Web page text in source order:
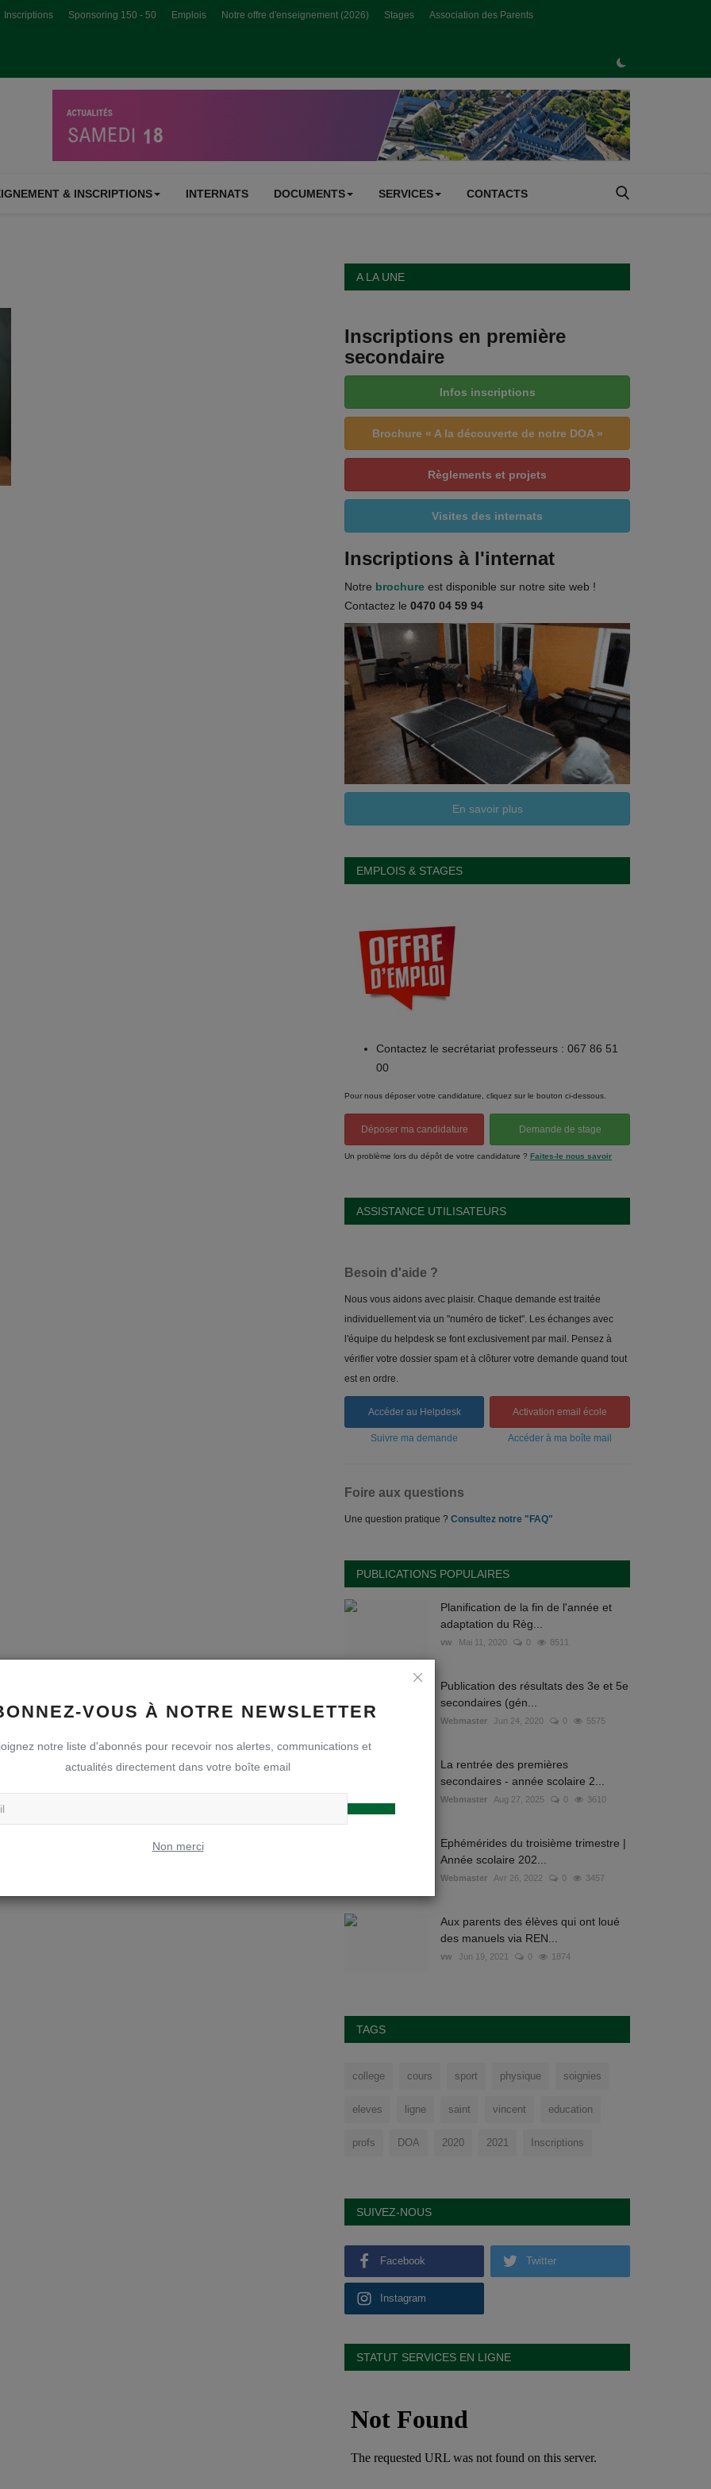
Inscriptions Sponsoring 150 - 50 Emplois Notre offre d'enseignement (2026) Stages Association des Parents
& INSCRIPTIONS INTERNATS DOCUMENTS SERVICES CONTACTS
VOUS À NOTRE NEWSLETTER
notre liste d'abonnés pour recevoir nos alertes, communications et
actualités directement dans votre boîte email
Non merci
A LA UNE
Inscriptions en première
secondaire
Infos inscriptions
Brochure « A la découverte de notre DOA »
Règlements et projets
Visites des internats
Inscriptions à l'internat
Notre brochure est disponible sur notre site web !
Contactez le 0470 04 59 94
En savoir plus
EMPLOIS & STAGES
Contactez le secrétariat professeurs : 067 86 51
00
Pour nous déposer votre candidature, cliquez sur le bouton ci-dessous.
Déposer ma candidature Demande de stage
Un problème lors du dépôt de votre candidature ? Faites-le nous savoir
ASSISTANCE UTILISATEURS
Besoin d'aide ?
Nous vous aidons avec plaisir. Chaque demande est traitée
individuellement via un "numéro de ticket". Les échanges avec
l'équipe du helpdesk se font exclusivement par mail. Pensez à
vérifier votre dossier spam et à clôturer votre demande quand tout
est en ordre.
Accéder au Helpdesk Activation email école
Suivre ma demande Accéder à ma boîte mail
Foire aux questions
Une question pratique ? Consultez notre "FAQ"
PUBLICATIONS POPULAIRES
Planification de la fin de l'année et
adaptation du Règ...
vw Mai 11, 2020 0 8511
Publication des résultats des 3e et 5e
secondaires (gén...
Webmaster Jun 24, 2020 0 5575
La rentrée des premières
secondaires - année scolaire 2...
Webmaster Aug 27, 2025 0 3610
Ephémérides du troisième trimestre |
Année scolaire 202...
Webmaster Avr 26, 2022 0 3457
Aux parents des élèves qui ont loué
des manuels via REN...
vw Jun 19, 2021 0 1874
TAGS
college cours sport physique soignies
eleves ligne saint vincent education
profs DOA 2020 2021 Inscriptions
SUIVEZ-NOUS
Facebook Twitter
Instagram
STATUT SERVICES EN LIGNE